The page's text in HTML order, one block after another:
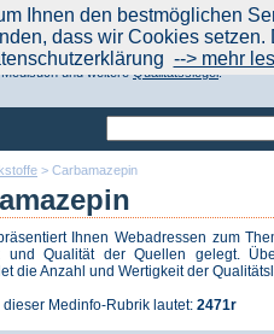
> Carbamazepin
Ihnen Webadressen zum
und Qualität der Quellen gelegt.
die Anzahl und Wertigkeit der
dieser Medinfo-Rubrik lautet: 2471r
Aktuelle Nachrichten|
Finden Sie schon?
für Gesundheitsthemen
und weitereQualitätssiegel.
Ihnen den bestmöglichen
dass wir Cookies
--> mehr